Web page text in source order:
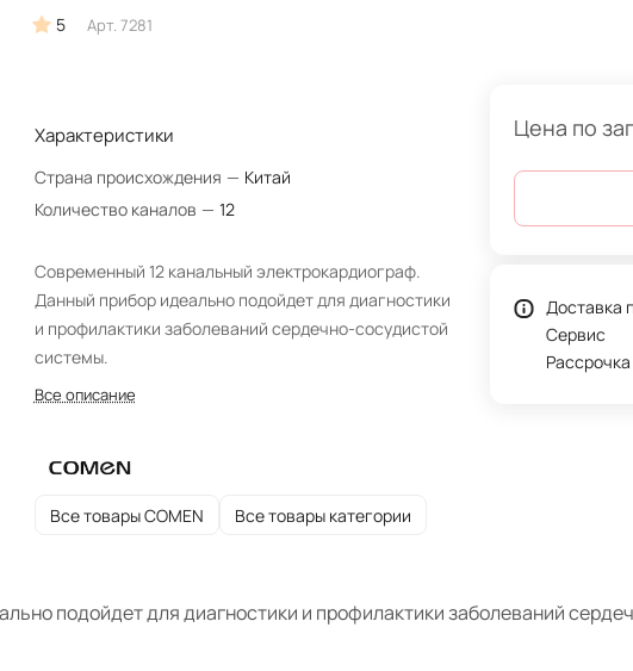
5 Арт. 7281
Характеристики
Страна происхождения — Китай
Количество каналов — 12
Cовременный 12 канальный электрокардиограф.
Данный прибор идеально подойдет для диагностики
и профилактики заболеваний сердечно-сосудистой
системы.
Все описание
Все товары COMEN Все товары категории
Цена по
Доставка
Сервис
Рассрочка
подойдет для диагностики и профилактики заболеваний